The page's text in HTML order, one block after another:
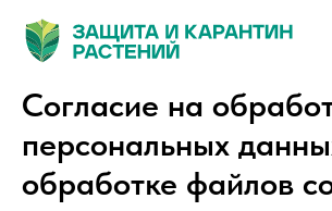
Cогласие на
персональных
обработке файлов